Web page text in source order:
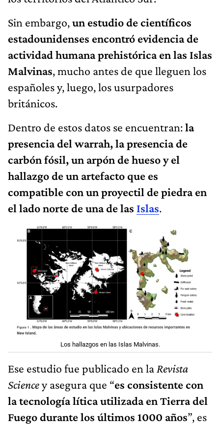
Sin embargo,un estudio de científicos
estadounidenses encontró evidencia de
actividad humana prehistórica en las Islas
Malvinas, mucho antes de que lleguen los
españoles y, luego, los usurpadores
británicos.
Dentro de estos datos se encuentran:la
presencia del warrah, la presencia de
carbón fósil, un arpón de hueso y el
hallazgo de un artefacto que es
compatible con un proyectil de piedra en
el lado norte de una de las Islas.
Los hallazgos en las Islas Malvinas.
Ese estudio fue publicado en la Revista
Sciencey asegura que “es consistente con
la tecnología lítica utilizada en Tierra del
Fuego durante los últimos 1000 años”, es